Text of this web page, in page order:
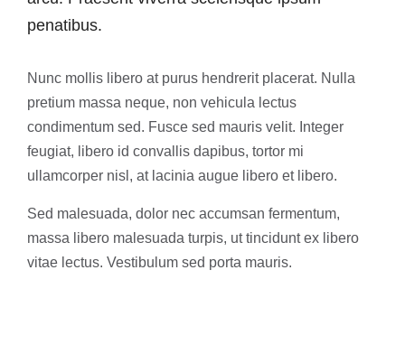
penatibus.
Nunc mollis libero at purus hendrerit placerat. Nulla
pretium massa neque, non vehicula lectus
condimentum sed. Fusce sed mauris velit. Integer
feugiat, libero id convallis dapibus, tortor mi
ullamcorper nisl, at lacinia augue libero et libero.
Sed malesuada, dolor nec accumsan fermentum,
massa libero malesuada turpis, ut tincidunt ex libero
vitae lectus. Vestibulum sed porta mauris.